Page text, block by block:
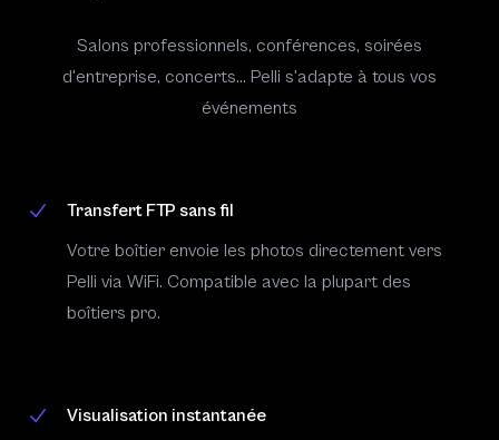
Salons professionnels, conférences, soirées
d'entreprise, concerts... Pelli s'adapte à tous vos
événements
Transfert FTP sans fil
Votre boîtier envoie les photos directement vers
Pelli via WiFi. Compatible avec la plupart des
boîtiers pro.
Visualisation instantanée